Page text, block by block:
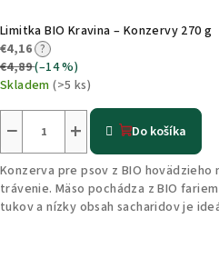
Limitka BIO Kravina – Konzervy 270 g
€4,16 ?
€4,89(–14 %)
Skladem(>5 ks)
+
− Do košíka
Konzerva pre psov z BIO hovädzieho
trávenie. Mäso pochádza z BIO
tukov a nízky obsah sacharidov je